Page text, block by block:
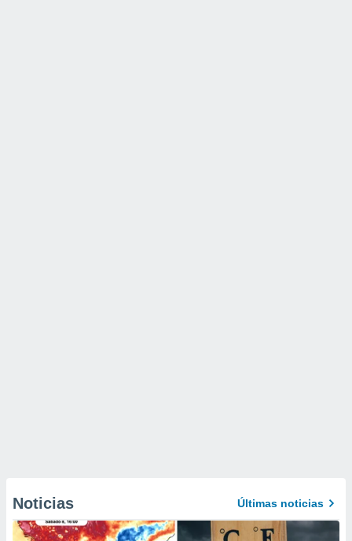
Noticias Últimas noticias